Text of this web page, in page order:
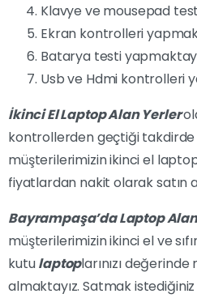
Klavye ve mousepad
Ekran kontrolleri
Batarya testi
Usb ve Hdmi kontrolleri
İkinci El Laptop Alan Yerler
kontrollerden geçtiği takdirde
müşterilerimizin ikinci el
fiyatlardan nakit olarak satın
Bayrampaşa’da Laptop
müşterilerimizin ikinci el ve
kutulaptoplarınızı
almaktayız. Satmak istediğiniz